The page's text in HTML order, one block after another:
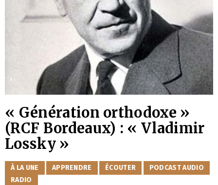
« Génération orthodoxe »
(RCF Bordeaux) : « Vladimir
Lossky »
CATÉGORIES
À LA UNE APPRENDRE ÉCOUTER
PODCAST AUDIO
RADIO